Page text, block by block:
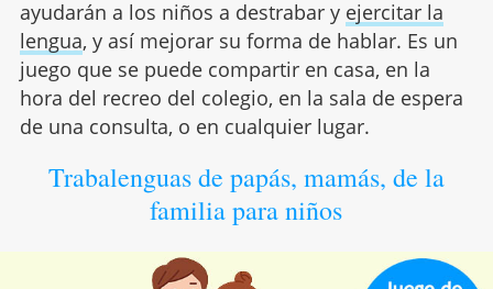
ayudarán a los niños a destrabar y ejercitar la
lengua, y así mejorar su forma de hablar. Es un
juego que se puede compartir en casa, en la
hora del recreo del colegio, en la sala de espera
de una consulta, o en cualquier lugar.
Trabalenguas de papás, mamás, de la
familia para niños